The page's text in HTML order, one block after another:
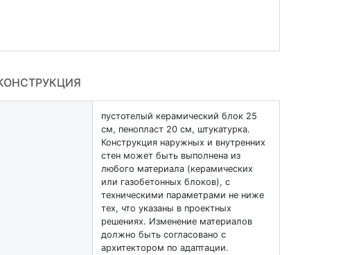
пустотелый керамический блок 25
см, пенопласт 20 см, штукатурка.
Конструкция наружных и внутренних
стен может быть выполнена из
любого материала (керамических
или газобетонных блоков), с
техническими параметрами не ниже
тех, что указаны в проектных
решениях. Изменение материалов
должно быть согласовано с
архитектором по адаптации.